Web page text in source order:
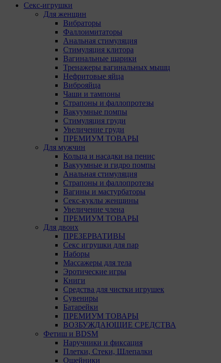
Секс-игрушки
Для женщин
Вибраторы
Фаллоимитаторы
Анальная стимуляция
Стимуляция клитора
Вагинальные шарики
Тренажеры вагинальных мышц
Нефритовые яйца
Виброяйца
Чаши и тампоны
Страпоны и фаллопротезы
Вакуумные помпы
Стимуляция груди
Увеличение груди
ПРЕМИУМ ТОВАРЫ
Для мужчин
Кольца и насадки на пенис
Вакуумные и гидро помпы
Анальная стимуляция
Страпоны и фаллопротезы
Вагины и мастурбаторы
Секс-куклы женщины
Увеличение члена
ПРЕМИУМ ТОВАРЫ
Для двоих
ПРЕЗЕРВАТИВЫ
Секс игрушки для пар
Наборы
Массажеры для тела
Эротические игры
Книги
Средства для чистки игрушек
Сувениры
Батарейки
ПРЕМИУМ ТОВАРЫ
ВОЗБУЖДАЮЩИЕ СРЕДСТВА
Фетиш и BDSM
Наручники и фиксация
Плетки, Стеки, Шлепалки
Ошейники